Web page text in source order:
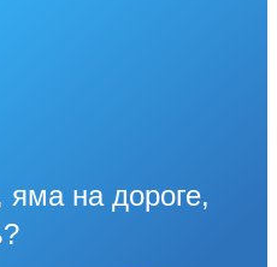
на дороге,